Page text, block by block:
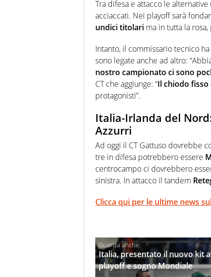
Tra difesa e attacco le
acciaccati. Nei playoff sarà
undici titolari ma in tutta la
Intanto, il commissario tecnico
sono legate anche ad altro:
nostro campionato ci sono
CT che aggiunge: “Il chiodo
protagonisti”.
Italia-Irlanda del
Azzurri
Ad oggi il CT Gattuso dovrebbe
tre in difesa potrebbero essere
centrocampo ci dovrebbero
sinistra. In attacco il tandem
Clicca qui per le ultime news
Italia, presentato il nuovo kit
playoff e sogno Mondiale